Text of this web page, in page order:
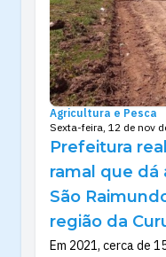
Agricultura e Pesca
Sexta-feira, 12 de nov
Prefeitura
ramal que dá
São
região da
Em 2021, cerca de